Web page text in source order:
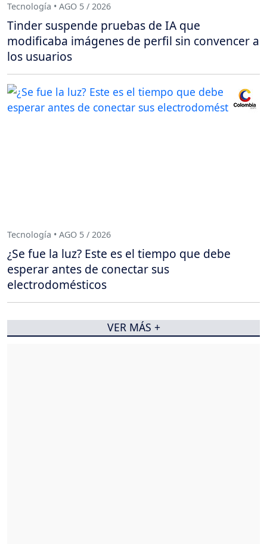
Tecnología • AGO 5 / 2026
Tinder suspende pruebas de IA que
modificaba imágenes de perfil sin convencer a
los usuarios
Tecnología • AGO 5 / 2026
¿Se fue la luz? Este es el tiempo que debe
esperar antes de conectar sus
electrodomésticos
VER MÁS +